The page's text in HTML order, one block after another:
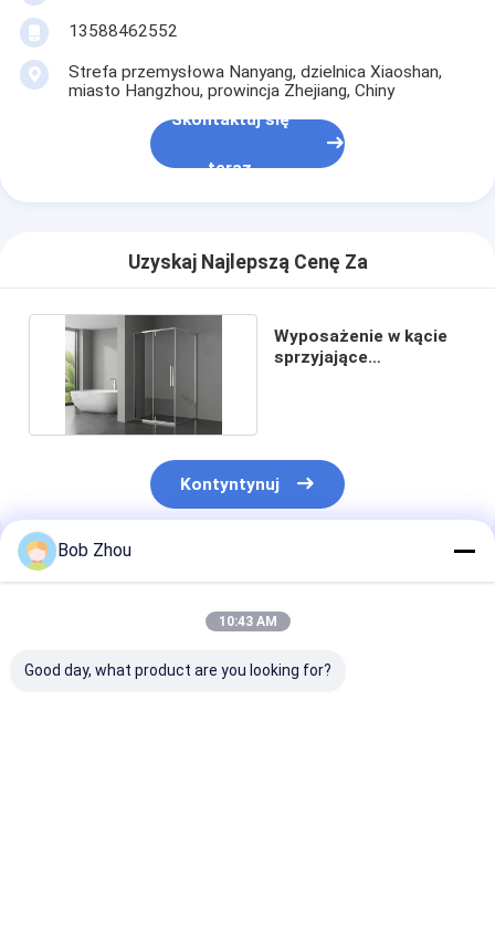
13588462552
Strefa przemysłowa Nanyang, dzielnica Xiaoshan,
miasto Hangzhou, prowincja Zhejiang, Chiny
Skontaktuj się
teraz
Uzyskaj Najlepszą Cenę Za
Wyposażenie w kącie
sprzyjające
Kontyntynuj
Polecane Produkty
Bob Zhou
10:43 AM
Good day, what product are you looking for?